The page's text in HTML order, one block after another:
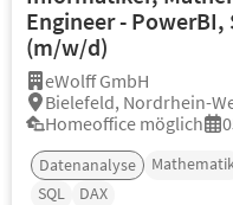
Engineer -
(m/w/d)
eWolff GmbH
Bielefeld, Nordrhein-
Homeoffice möglich
Datenanalyse
SQL
DAX